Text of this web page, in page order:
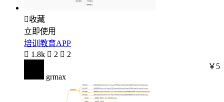
收藏
立即使用
培训教育APP
 1.8k  2  2
grmax
￥5